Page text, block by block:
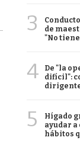
3
de
"No
4
De "la
difícil":
5
Hígado
ayudar
hábitos